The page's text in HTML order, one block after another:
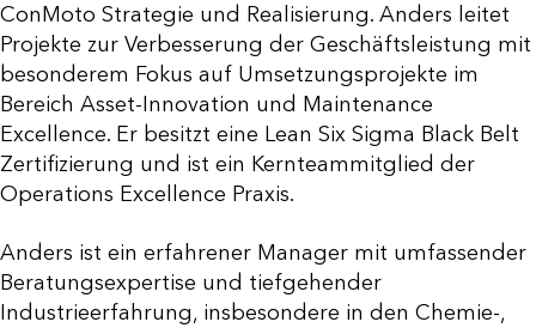
ConMoto Strategie und Realisierung. Anders leitet
Projekte zur Verbesserung der Geschäftsleistung mit
besonderem Fokus auf Umsetzungsprojekte im
Bereich Asset-Innovation und Maintenance
Excellence. Er besitzt eine Lean Six Sigma Black Belt
Zertifizierung und ist ein Kernteammitglied der
Operations Excellence Praxis.
Anders ist ein erfahrener Manager mit umfassender
Beratungsexpertise und tiefgehender
Industrieerfahrung, insbesondere in den Chemie-,